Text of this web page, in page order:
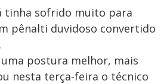
tinha sofrido muito para
pênalti duvidoso convertido
postura melhor, mais
nesta terça-feira o técnico